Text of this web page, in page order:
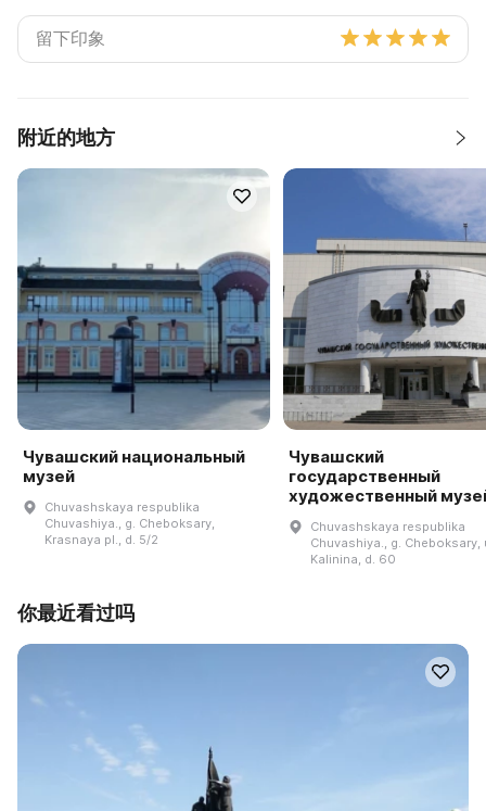
附近的地方
Чувашский национальный
музей
Chuvashskaya respublika
Chuvashiya., g. Cheboksary,
Krasnaya pl., d. 5/2
Чувашский
государственный
художественный
Chuvashskaya respublika
Chuvashiya., g. Cheboksary,
Kalinina, d. 60
你最近看过吗